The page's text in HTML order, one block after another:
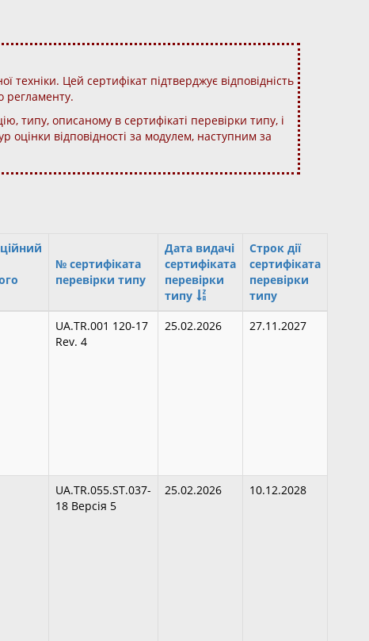
Цей сертифікат підтверджує відповідність
регламенту.
типу, описаному в сертифікаті перевірки типу, і
відповідності за модулем, наступним за
№ сертифіката
перевірки типу
Дата видачі
сертифіката
перевірки
типу
Строк дії
сертифіката
перевірки
типу
UA.TR.001 120-17
Rev. 4
25.02.2026 27.11.2027
UA.TR.055.ST.037-
18 Версія 5
25.02.2026 10.12.2028